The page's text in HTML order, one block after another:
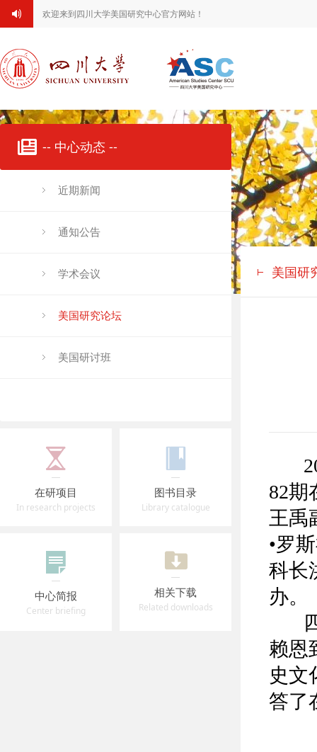
欢迎来到四川大学美国研究中心官方网站！
-- 中心动态 --
近期新闻
通知公告
学术会议
美国研究论坛
美国研讨班
在研项目
In research projects
图书目录
Library catalogue
中心简报
Center briefing
相关下载
Related downloads
美国研
82期
王禹
•罗
科长
办。
四
赖恩
史文
答了